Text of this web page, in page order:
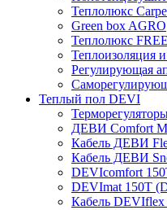
Теплолюкс
Green box AGRO
Теплолюкс
Теплоизоляция
Регулирующая
Теплый пол DEVI
ДЕВИ Comfort
Кабель ДЕВИ
Кабель ДЕВИ
DEVIcomfort
DEVImat 150T
Кабель DEVIflex